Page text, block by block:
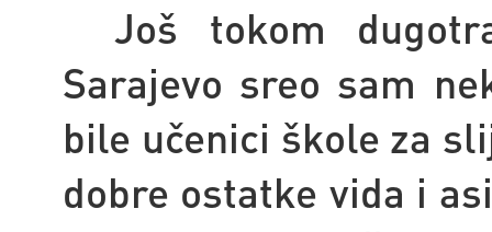
Još tokom
Sarajevo sreo sam
bile učenici škole za
dobre ostatke vida i